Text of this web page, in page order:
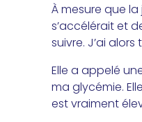
À mesure que
s’accélérait et
suivre. J’ai
Elle a appelé
ma glycémie.
est vraiment